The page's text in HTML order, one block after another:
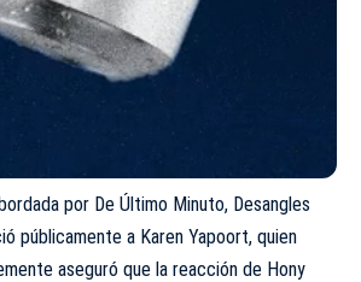
por De Último Minuto, Desangles
públicamente a Karen Yapoort, quien
aseguró que la reacción de Hony